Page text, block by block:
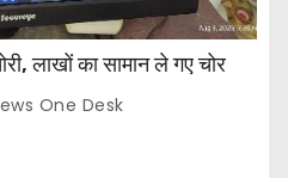
लाखों का सामान ले गए चोर
One Desk